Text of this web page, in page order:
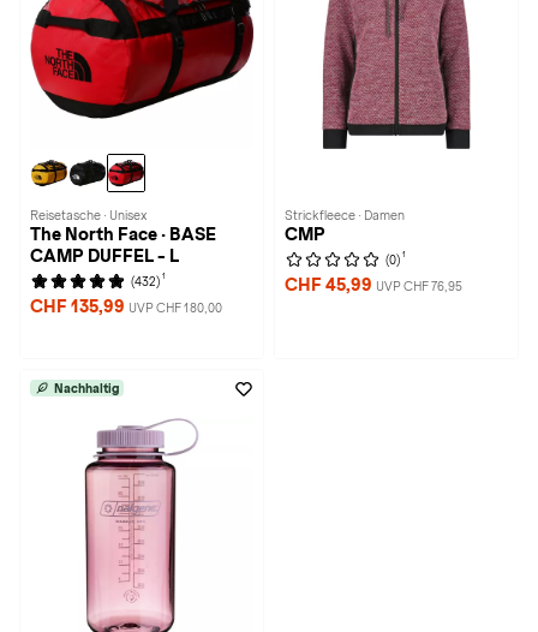
Reisetasche · Unisex
The North Face · BASE
CAMP DUFFEL - L
(432) 1
CHF 135,99 UVP CHF 180,00
Strickfleece · Damen
CMP
(0) 1
CHF 45,99 UVP CHF 76,95
Nachhaltig